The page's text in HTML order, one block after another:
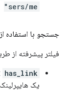
sers/me"
جستجو با استفاده
فیلتر پیشرفته از
has_link
یک